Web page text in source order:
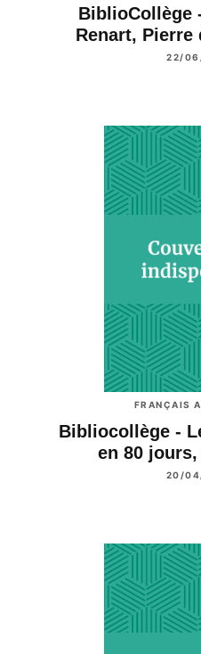
BiblioCollège
Renart, Pierre
22/
FRANÇAIS
Bibliocollège -
en 80
20/